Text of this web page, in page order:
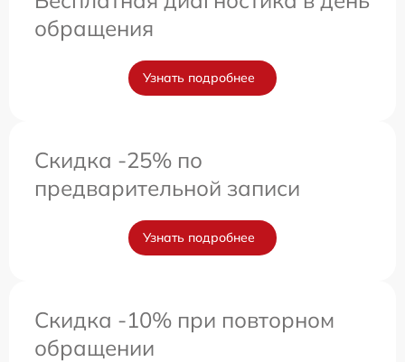
обращения
Узнать подробнее
Скидка -25% по
предварительной записи
Узнать подробнее
Скидка -10% при повторном
обращении